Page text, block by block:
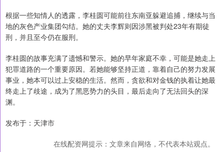
根据一些知情人的透露，李桂圆可能前往东南亚躲避追捕，继续与当
地的灰色产业集团勾结。她的丈夫李辉则因涉黑被判处23年有期徒
刑，并且至今仍在服刑。
李桂圆的故事充满了遗憾和警示。她的早年家庭不幸，可能是她走上
犯罪道路的一个重要原因。若她能够坚持正道，靠着自己的努力发展
事业，她本可以过上安稳的生活。然而，贪欲和对金钱的执着让她最
终走上了歧途，成为了黑恶势力的头目，最后走向了无法回头的深
渊。
发布于：天津市
在线配资网提示：文章来自网络，不代表本站观点。